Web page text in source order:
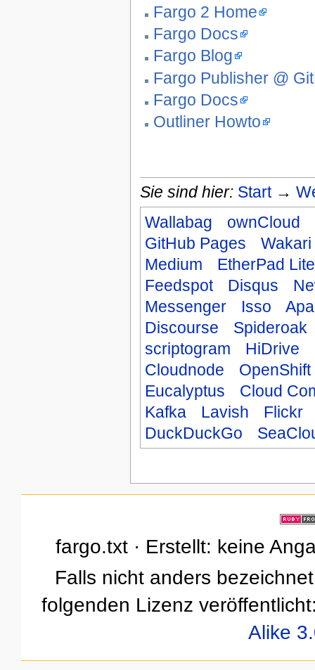
Fargo 2 Home
Fargo Docs
Fargo Blog
Fargo Publisher @
Fargo Docs
Outliner Howto
Sie sind hier: Start→
Wallabag
ownCloud
GitHub Pages
Wakari
Medium
EtherPad Lite
Feedspot
Disqus
Messenger
Isso
Discourse
Spideroak
scriptogram
HiDrive
Cloudnode
OpenShift
Eucalyptus
Cloud
Kafka
Lavish
Flickr
DuckDuckGo
fargo.txt · Erstellt: keine
Falls nicht anders
folgenden Lizenz
Alike